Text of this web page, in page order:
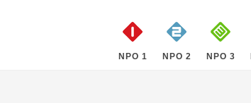
NPO 1 NPO 2 NPO 3